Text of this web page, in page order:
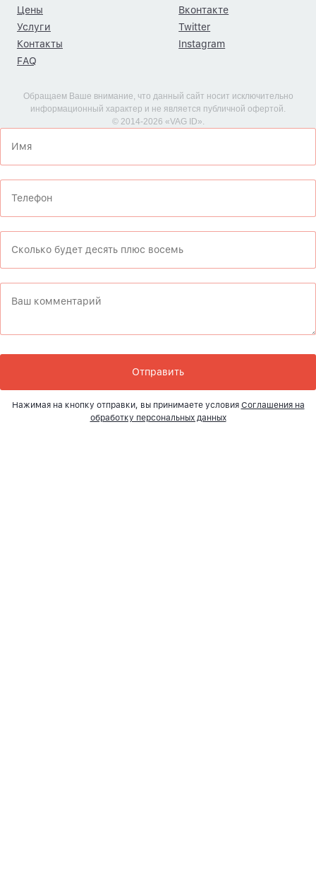
Цены
Услуги
Контакты
FAQ
Вконтакте
Twitter
Instagram
Обращаем Ваше внимание, что данный сайт носит исключительно
информационный характер и не является публичной офертой.
© 2014-2026 «VAG ID».
Нажимая на кнопку отправки, вы принимаете условия Соглашения на
обработку персональных данных